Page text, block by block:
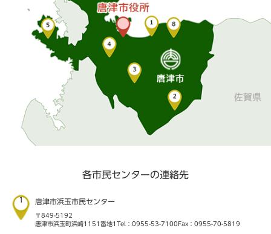
各市民センターの連絡先
1 唐津市浜玉市民センター
〒849-5192
唐津市浜玉町浜崎1151番地1 Tel：0955-53-7100 Fax：0955-70-5819